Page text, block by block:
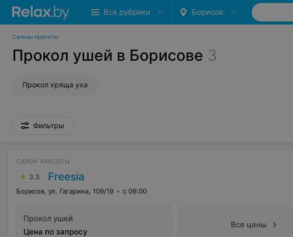
Все рубрики Борисов
Салоны красоты
Прокол ушей в Борисове 3
Прокол хряща уха
Фильтры
САЛОН КРАСОТЫ
3.3 Freesia
Борисов, ул. Гагарина, 109/19 с 09:00
Прокол ушей
Цена по запросу
Все цены